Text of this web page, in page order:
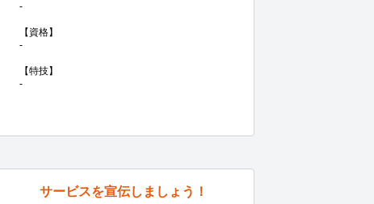
-
【資格】
-
【特技】
-
サービスを宣伝しましょう！